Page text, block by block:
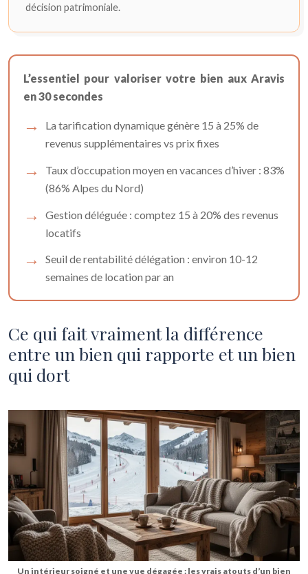
décision patrimoniale.
L’essentiel pour valoriser votre bien aux Aravis
en 30 secondes
La tarification dynamique génère 15 à 25% de
revenus supplémentaires vs prix fixes
Taux d’occupation moyen en vacances d’hiver : 83%
(86% Alpes du Nord)
Gestion déléguée : comptez 15 à 20% des revenus
locatifs
Seuil de rentabilité délégation : environ 10-12
semaines de location par an
Ce qui fait vraiment la différence
entre un bien qui rapporte et un bien
qui dort
Un intérieur soigné et une vue dégagée : les vrais atouts d’un bien